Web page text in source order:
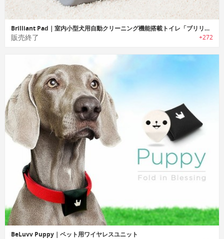
Brilliant Pad｜室内小型犬用自動クリーニング機能搭載トイレ「ブリリアントパッド」
販売終了 +272
BeLuvv Puppy｜ペット用ワイヤレスユニット